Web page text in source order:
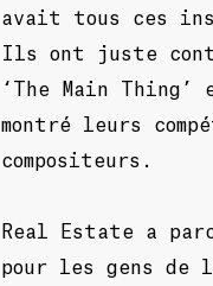
avait tous ces
Ils ont juste
‘The Main
montré leurs
compositeurs.
Real Estate a
pour les gens de